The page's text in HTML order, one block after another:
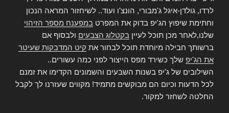
לרדו, גולדן-איגל ג'מבורי, הונצ'ו ועוד.. לשיחזור המראה הנכון
וחתימת שיפוץ הג'יפ בדוק את המפרט במפענח מספר הזיהוי
שלנו,לאחר מכן תוכל לעיין בקטלוג הצבעים ולבסוף אם
ברשותך חבילה מיוחדת תוכל לבחור את קיט המדבקות שעיטר
את הג'יפ שלך כשירד מפס הייצור לפני כמה עשורים..
השילובים של ג'יפ בשנות השבעים והשמונים הקדימו את זמנם
לכל הדעות וכיום הם מבוקשים מתמיד! מקווים שעזרנו לך לקבל
החלטה לשחזר למקור.